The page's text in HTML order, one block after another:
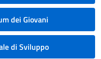
dei Giovani
di Sviluppo